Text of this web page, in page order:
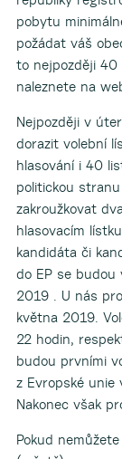
pobytu
požádat váš
to nejpozději 40
naleznete na
Nejpozději v
dorazit volební
hlasování i 40
politickou
zakroužkovat
hlasovacím
kandidáta či
do EP se
2019 . U nás
května 2019.
22 hodin,
budou prvními
z Evropské unie
Nakonec však
Pokud